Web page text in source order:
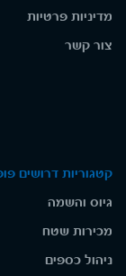
מדיניות פרטיות
צור קשר
קטגוריות דרושים
גיוס והשמה
מכירות שטח
ניהול כספים